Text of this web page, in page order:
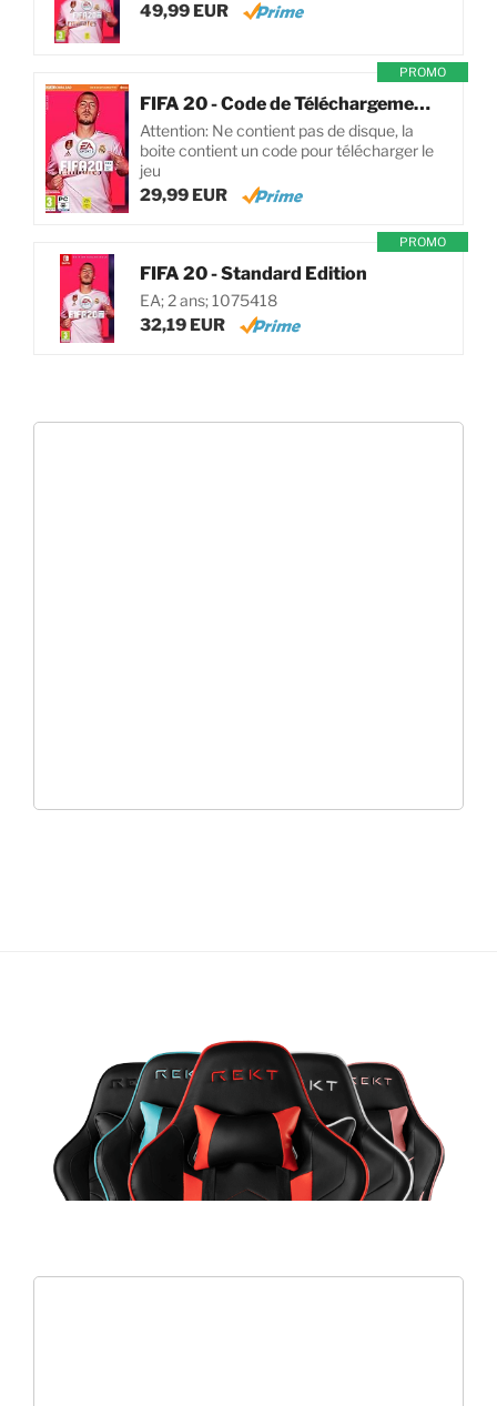
49,99 EUR
PROMO
FIFA 20 - Code de Téléchargement pour PC
Attention: Ne contient pas de disque, la
boite contient un code pour télécharger le
jeu
29,99 EUR
PROMO
FIFA 20 - Standard Edition
EA; 2 ans; 1075418
32,19 EUR